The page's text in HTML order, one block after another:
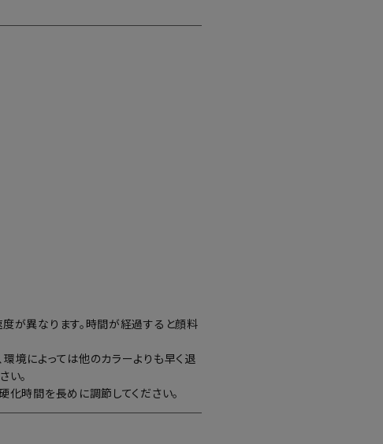
が異なります。時間が経過すると顔料
境によっては他のカラーよりも早く退
い。
化時間を長めに調節してください。